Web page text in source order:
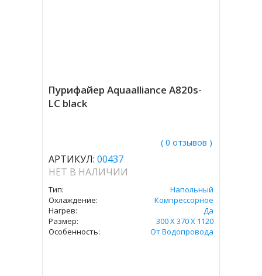
Пурифайер Aquaalliance A820s-
LC black
( 0 отзывов )
АРТИКУЛ: 00437
НЕТ В НАЛИЧИИ
Тип:
Напольный
Охлаждение:
Компрессорное
Нагрев:
Да
Размер:
300 X 370 X 1120
Особенность:
От Водопровода